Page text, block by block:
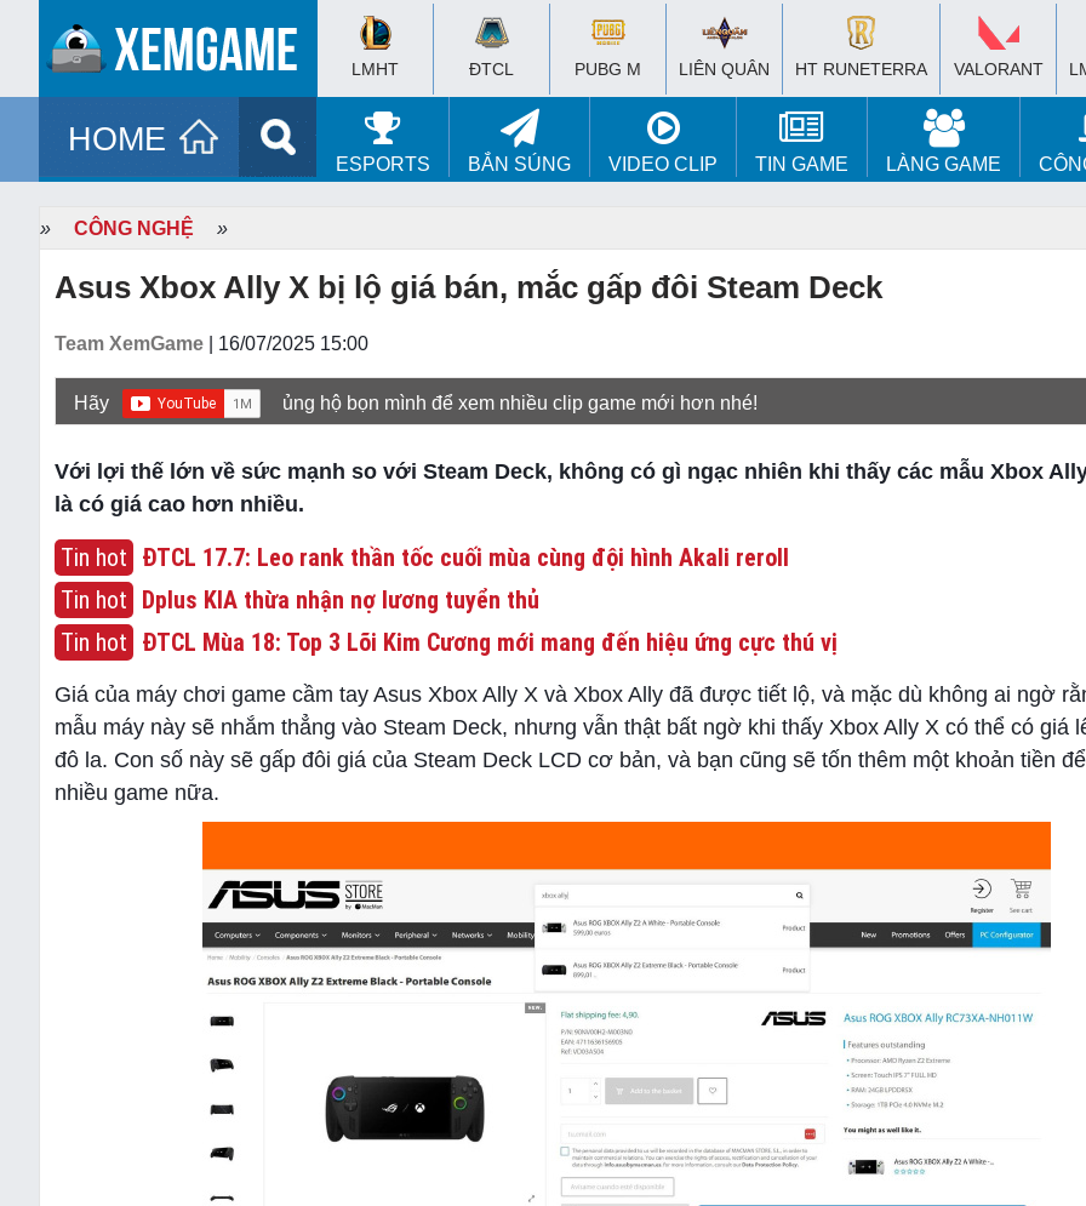
LMHT ĐTCL PUBG M LIÊN QUÂN HT RUNETERRA VALORANT
HOME
ESPORTS BẮN SÚNG VIDEO CLIP TIN GAME LÀNG GAME
» CÔNG NGHỆ »
Asus Xbox Ally X bị lộ giá bán, mắc gấp đôi Steam Deck
Team XemGame | 16/07/2025 15:00
Hãy ủng hộ bọn mình để xem nhiều clip game mới hơn nhé!
Với lợi thế lớn về sức mạnh so với Steam Deck, không có gì ngạc nhiên khi thấy các mẫu Xbox
là có giá cao hơn nhiều.
Tin hot ĐTCL 17.7: Leo rank thần tốc cuối mùa cùng đội hình Akali reroll
Tin hot Dplus KIA thừa nhận nợ lương tuyển thủ
Tin hot ĐTCL Mùa 18: Top 3 Lõi Kim Cương mới mang đến hiệu ứng cực thú vị
Giá của máy chơi game cầm tay Asus Xbox Ally X và Xbox Ally đã được tiết lộ, và mặc dù không ai ngờ
mẫu máy này sẽ nhắm thẳng vào Steam Deck, nhưng vẫn thật bất ngờ khi thấy Xbox Ally X có thể có giá
đô la. Con số này sẽ gấp đôi giá của Steam Deck LCD cơ bản, và bạn cũng sẽ tốn thêm một khoản tiền
nhiều game nữa.